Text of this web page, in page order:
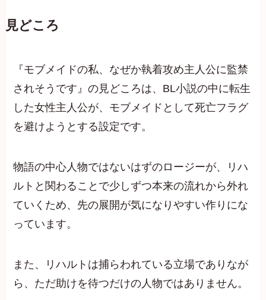
見どころ
『モブメイドの私、なぜか執着攻め主人公に監禁
されそうです』の見どころは、BL小説の中に転生
した女性主人公が、モブメイドとして死亡フラグ
を避けようとする設定です。
物語の中心人物ではないはずのロージーが、リハ
ルトと関わることで少しずつ本来の流れから外れ
ていくため、先の展開が気になりやすい作りにな
っています。
また、リハルトは捕らわれている立場でありなが
ら、ただ助けを待つだけの人物ではありません。